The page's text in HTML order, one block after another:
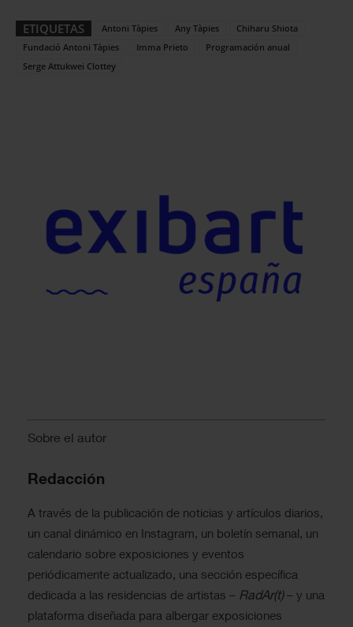
ETIQUETAS Antoni Tàpies Any Tàpies
Chiharu Shiota
Fundació Antoni Tàpies
Imma Prieto
Programación anual
Serge Attukwei Clottey
Sobre el autor
Redacción
A través de la publicación de noticias y artículos diarios,
un canal dinámico en Instagram, un boletín semanal, un
calendario sobre exposiciones y eventos
periódicamente actualizado, una sección específica
dedicada a las residencias de artistas – RadAr(t)– y una
plataforma diseñada para albergar exposiciones